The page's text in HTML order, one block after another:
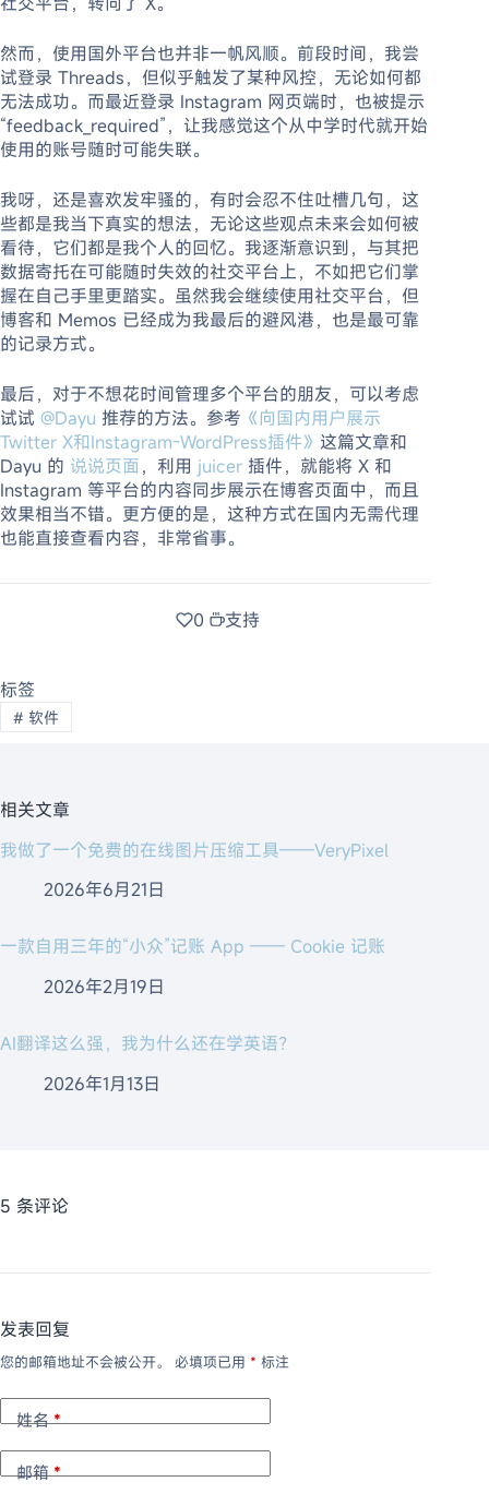
然而，使用国外平台也并非一帆风顺。前段时间，我尝
试登录 Threads，但似乎触发了某种风控，无论如何都
无法成功。而最近登录 Instagram 网页端时，也被提示
“feedback_required”，让我感觉这个从中学时代就开始
使用的账号随时可能失联。
我呀，还是喜欢发牢骚的，有时会忍不住吐槽几句，这
些都是我当下真实的想法，无论这些观点未来会如何被
看待，它们都是我个人的回忆。我逐渐意识到，与其把
数据寄托在可能随时失效的社交平台上，不如把它们掌
握在自己手里更踏实。虽然我会继续使用社交平台，但
博客和 Memos 已经成为我最后的避风港，也是最可靠
的记录方式。
最后，对于不想花时间管理多个平台的朋友，可以考虑
试试 @Dayu 推荐的方法。参考 《向国内用户展示
Twitter X和Instagram-WordPress插件》 这篇文章和
Dayu 的 说说页面，利用 juicer 插件，就能将 X 和
Instagram 等平台的内容同步展示在博客页面中，而且
效果相当不错。更方便的是，这种方式在国内无需代理
也能直接查看内容，非常省事。
0 支持
标签
# 软件
相关文章
我做了一个免费的在线图片压缩工具——VeryPixel
2026年6月21日
一款自用三年的“小众”记账 App —— Cookie 记账
2026年2月19日
AI翻译这么强，我为什么还在学英语？
2026年1月13日
5 条评论
发表回复
您的邮箱地址不会被公开。 必填项已用 * 标注
姓名*
邮箱*